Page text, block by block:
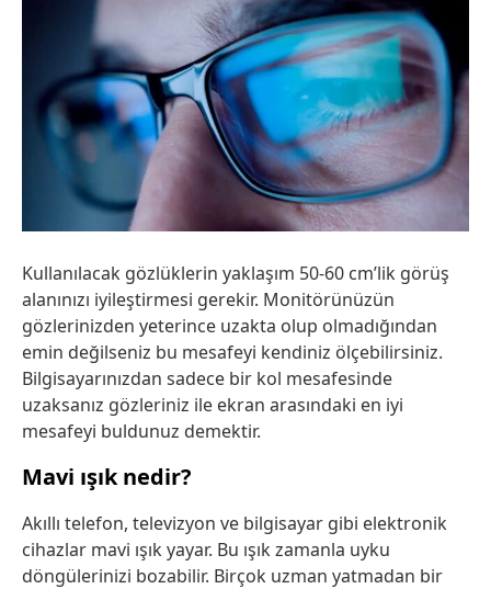
Kullanılacak gözlüklerin yaklaşım 50-60 cm’lik görüş
alanınızı iyileştirmesi gerekir. Monitörünüzün
gözlerinizden yeterince uzakta olup olmadığından
emin değilseniz bu mesafeyi kendiniz ölçebilirsiniz.
Bilgisayarınızdan sadece bir kol mesafesinde
uzaksanız gözleriniz ile ekran arasındaki en iyi
mesafeyi buldunuz demektir.
Mavi ışık nedir?
Akıllı telefon, televizyon ve bilgisayar gibi elektronik
cihazlar mavi ışık yayar. Bu ışık zamanla uyku
döngülerinizi bozabilir. Birçok uzman yatmadan bir